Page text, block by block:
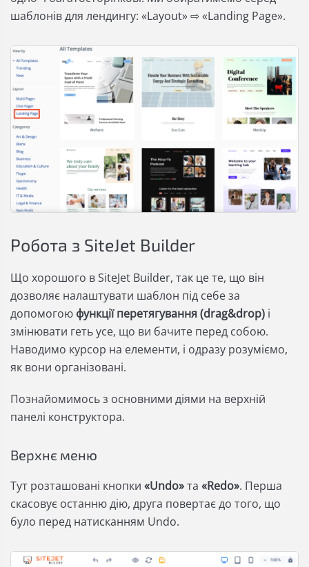
шаблонів для лендингу: «Layout» ⇨ «Landing Page».
Робота з SiteJet Builder
Що хорошого в SiteJet Builder, так це те, що він
дозволяє налаштувати шаблон під себе за
допомогою функції перетягування (drag&drop) і
змінювати геть усе, що ви бачите перед собою.
Наводимо курсор на елементи, і одразу розуміємо,
як вони організовані.
Познайомимось з основними діями на верхній
панелі конструктора.
Верхнє меню
Тут розташовані кнопки «Undo»та «Redo». Перша
скасовує останню дію, друга повертає до того, що
було перед натисканням Undo.